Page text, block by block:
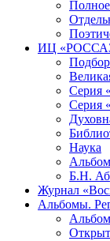
Полное
ИЦ
Серия
Серия
Наука
Б.Н.
Журнал
Альбомы.